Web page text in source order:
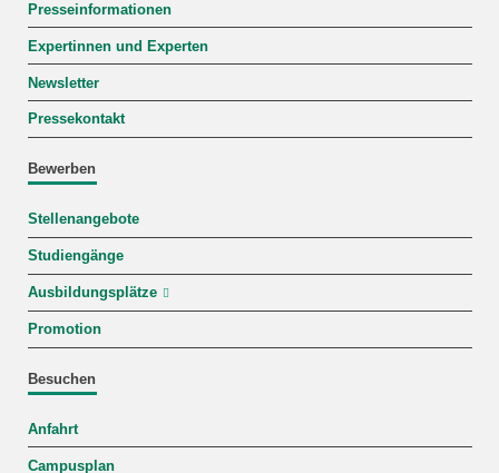
Presseinformationen
Expertinnen und Experten
Newsletter
Pressekontakt
Bewerben
Stellenangebote
Studiengänge
Ausbildungsplätze
Promotion
Besuchen
Anfahrt
Campusplan